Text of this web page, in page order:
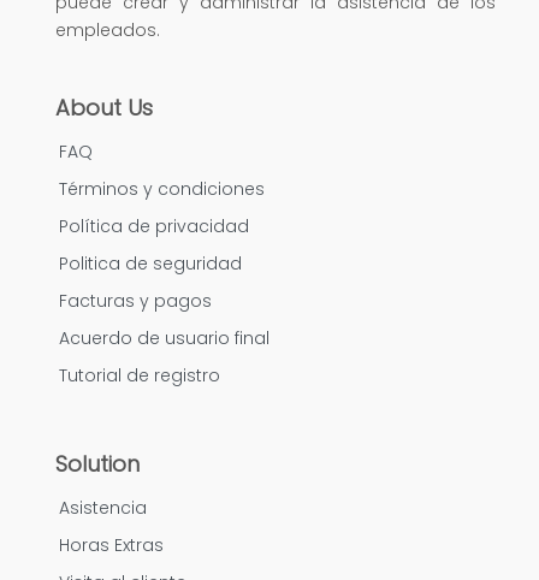
empleados.
About Us
FAQ
Términos y condiciones
Política de privacidad
Politica de seguridad
Facturas y pagos
Acuerdo de usuario final
Tutorial de registro
Solution
Asistencia
Horas Extras